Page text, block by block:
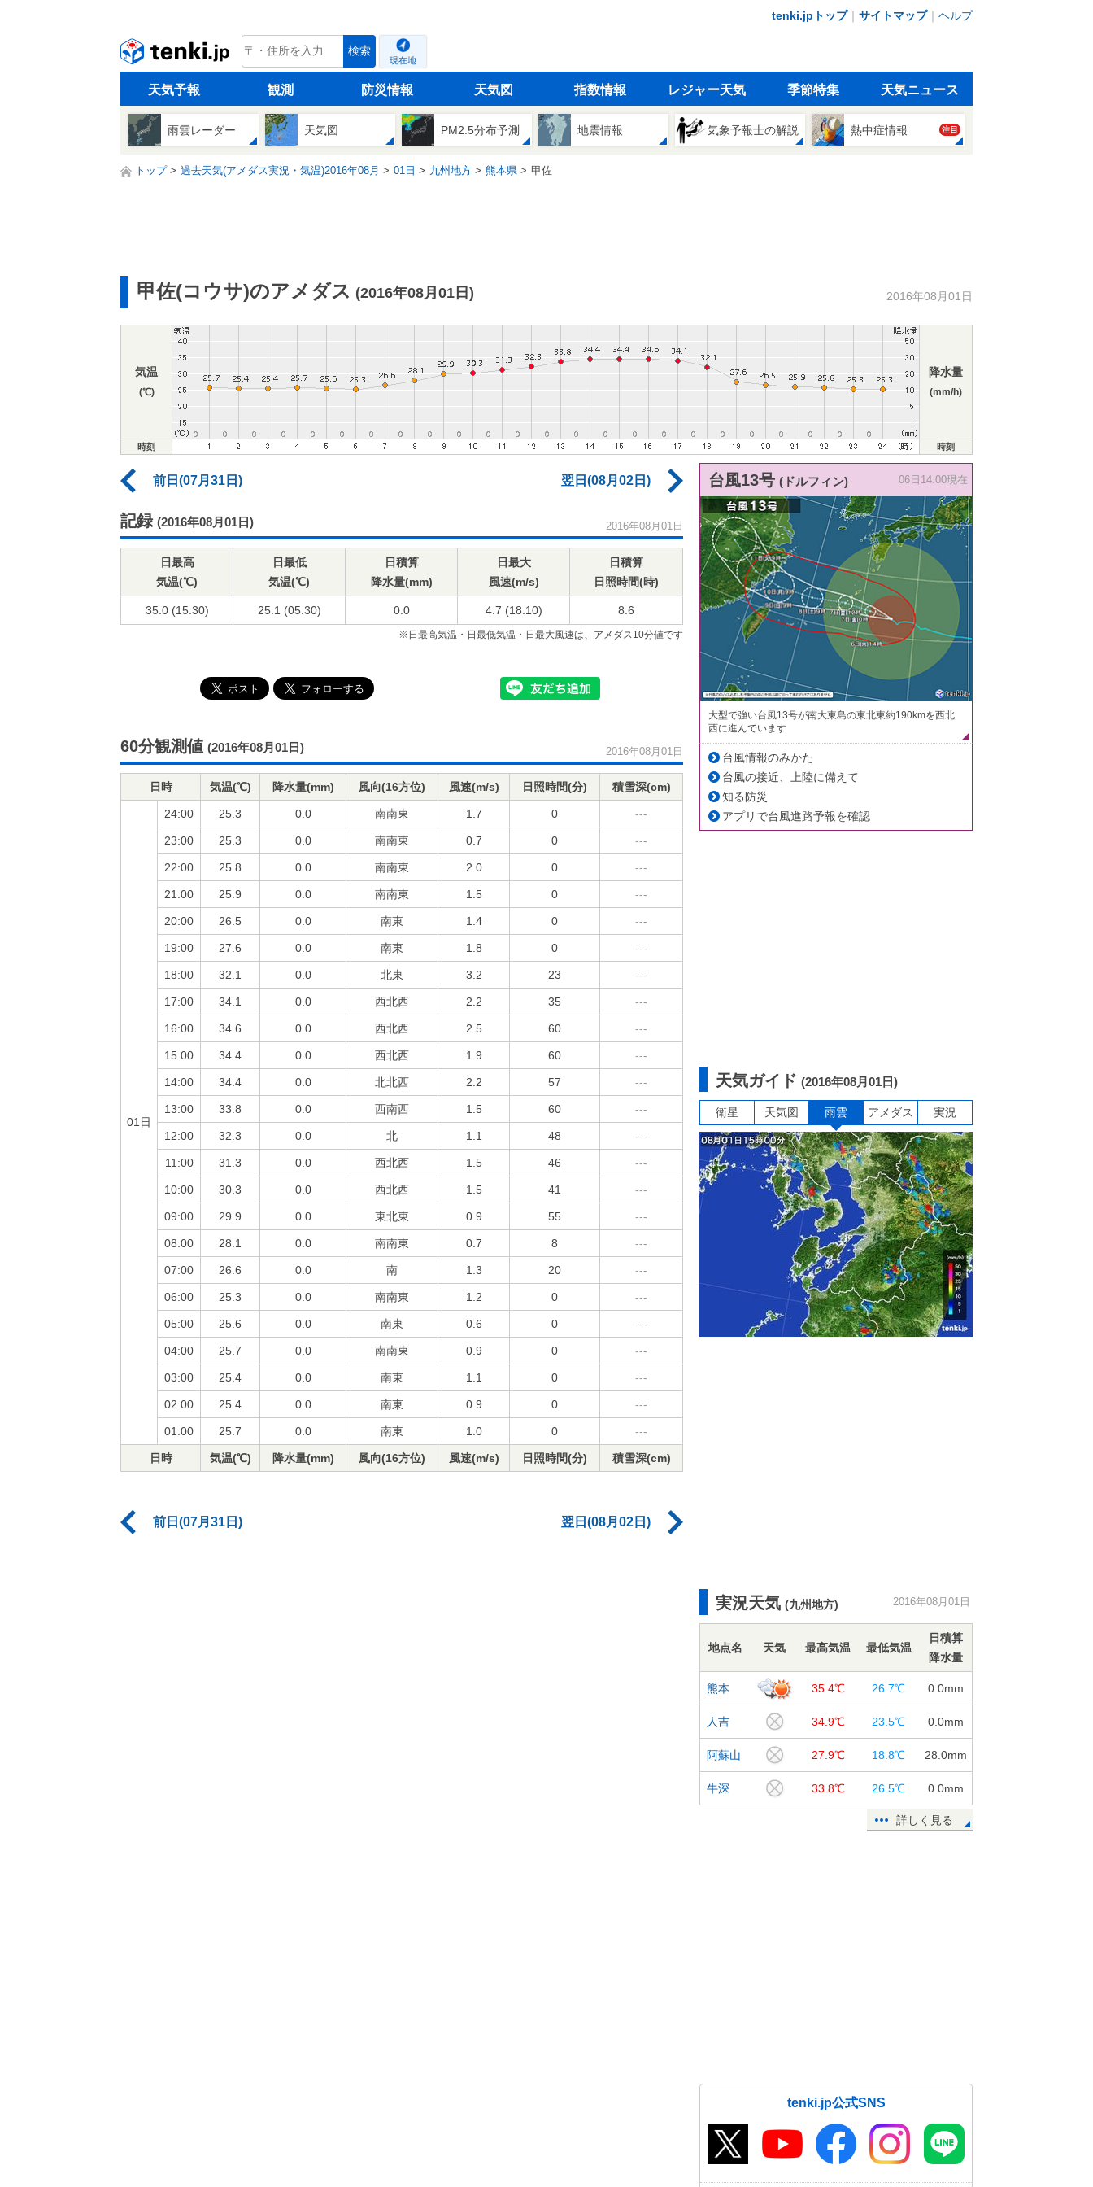
tenki.jpトップ｜ サイトマップ｜ ヘルプ
tenki.jp 検索
現在地
天気予報 観測 防災情報 天気図 指数情報 レジャー天気 季節特集 天気ニュース
雨雲レーダー 天気図 PM2.5分布予測 地震情報 気象予報士の解説 熱中症情報 注目
トップ 過去天気(アメダス実況・気温)2016年08月 01日 九州地方 熊本県 甲佐
甲佐(コウサ)のアメダス (2016年08月01日) 2016年08月01日
気温
(℃)
降水量
(mm/h)
時刻 時刻
前日(07月31日) 翌日(08月02日)
記録 (2016年08月01日) 2016年08月01日
日最高
気温(℃)
日最低
気温(℃)
日積算
降水量(mm)
日最大
風速(m/s)
日積算
日照時間(時)
35.0 (15:30) 25.1 (05:30) 0.0 4.7 (18:10) 8.6
※日最高気温・日最低気温・日最大風速は、アメダス10分値です
60分観測値 (2016年08月01日) 2016年08月01日
日時 気温(℃) 降水量(mm) 風向(16方位) 風速(m/s) 日照時間(分) 積雪深(cm)
01日
24:00 25.3 0.0 南南東 1.7 0 ---
23:00 25.3 0.0 南南東 0.7 0 ---
22:00 25.8 0.0 南南東 2.0 0 ---
21:00 25.9 0.0 南南東 1.5 0 ---
20:00 26.5 0.0 南東 1.4 0 ---
19:00 27.6 0.0 南東 1.8 0 ---
18:00 32.1 0.0 北東 3.2 23 ---
17:00 34.1 0.0 西北西 2.2 35 ---
16:00 34.6 0.0 西北西 2.5 60 ---
15:00 34.4 0.0 西北西 1.9 60 ---
14:00 34.4 0.0 北北西 2.2 57 ---
13:00 33.8 0.0 西南西 1.5 60 ---
12:00 32.3 0.0 北 1.1 48 ---
11:00 31.3 0.0 西北西 1.5 46 ---
10:00 30.3 0.0 西北西 1.5 41 ---
09:00 29.9 0.0 東北東 0.9 55 ---
08:00 28.1 0.0 南南東 0.7 8 ---
07:00 26.6 0.0 南 1.3 20 ---
06:00 25.3 0.0 南南東 1.2 0 ---
05:00 25.6 0.0 南東 0.6 0 ---
04:00 25.7 0.0 南南東 0.9 0 ---
03:00 25.4 0.0 南東 1.1 0 ---
02:00 25.4 0.0 南東 0.9 0 ---
01:00 25.7 0.0 南東 1.0 0 ---
日時 気温(℃) 降水量(mm) 風向(16方位) 風速(m/s) 日照時間(分) 積雪深(cm)
前日(07月31日) 翌日(08月02日)
台風13号 (ドルフィン) 06日14:00現在
大型で強い台風13号が南大東島の東北東約190kmを西北
西に進んでいます
台風情報のみかた
台風の接近、上陸に備えて
知る防災
アプリで台風進路予報を確認
天気ガイド (2016年08月01日)
衛星 天気図 雨雲 アメダス 実況
実況天気 (九州地方) 2016年08月01日
地点名 天気 最高気温 最低気温
日積算
降水量
熊本 35.4℃ 26.7℃ 0.0mm
人吉 34.9℃ 23.5℃ 0.0mm
阿蘇山 27.9℃ 18.8℃ 28.0mm
牛深 33.8℃ 26.5℃ 0.0mm
詳しく見る
tenki.jp公式SNS